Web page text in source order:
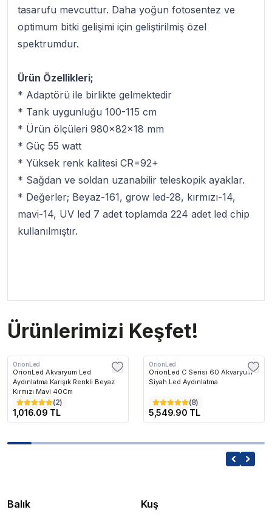
tasarufu mevcuttur. Daha yoğun fotosentez ve
optimum bitki gelişimi için geliştirilmiş özel
spektrumdur.
Ürün Özellikleri;
* Adaptörü ile birlikte gelmektedir
* Tank uygunluğu 100-115 cm
* Ürün ölçüleri 980x82x18 mm
* Güç 55 watt
* Yüksek renk kalitesi CR=92+
* Sağdan ve soldan uzanabilir teleskopik ayaklar.
* Değerler; Beyaz-161, grow led-28, kırmızı-14,
mavi-14, UV led 7 adet toplamda 224 adet led chip
kullanılmıştır.
Ürünlerimizi Keşfet!
OrionLed
OrionLed Akvaryum Led
Aydınlatma Karışık Renkli Beyaz
Kırmızı Mavi 40Cm
(2)
1,016.09 TL
OrionLed
OrionLed C Serisi 60 Akvaryum
Siyah Led Aydınlatma
(8)
5,549.90 TL
Balık Kuş